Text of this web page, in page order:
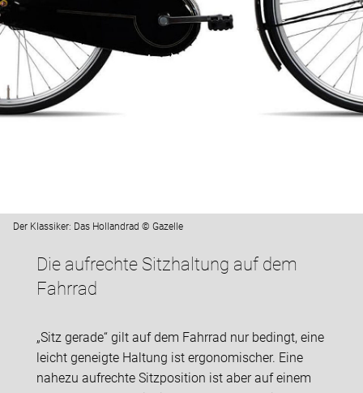
Der Klassiker: Das Hollandrad © Gazelle
Die aufrechte Sitzhaltung auf dem
Fahrrad
„Sitz gerade“ gilt auf dem Fahrrad nur bedingt, eine
leicht geneigte Haltung ist ergonomischer. Eine
nahezu aufrechte Sitzposition ist aber auf einem